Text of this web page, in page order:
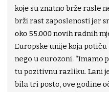
koje su znatno brže rasle
brži rast zaposlenosti jer
oko 55.000 novih radnih
Europske unije koja
nego u eurozoni. “Imamo
tu pozitivnu razliku. Lani
bila tri posto, ove godine